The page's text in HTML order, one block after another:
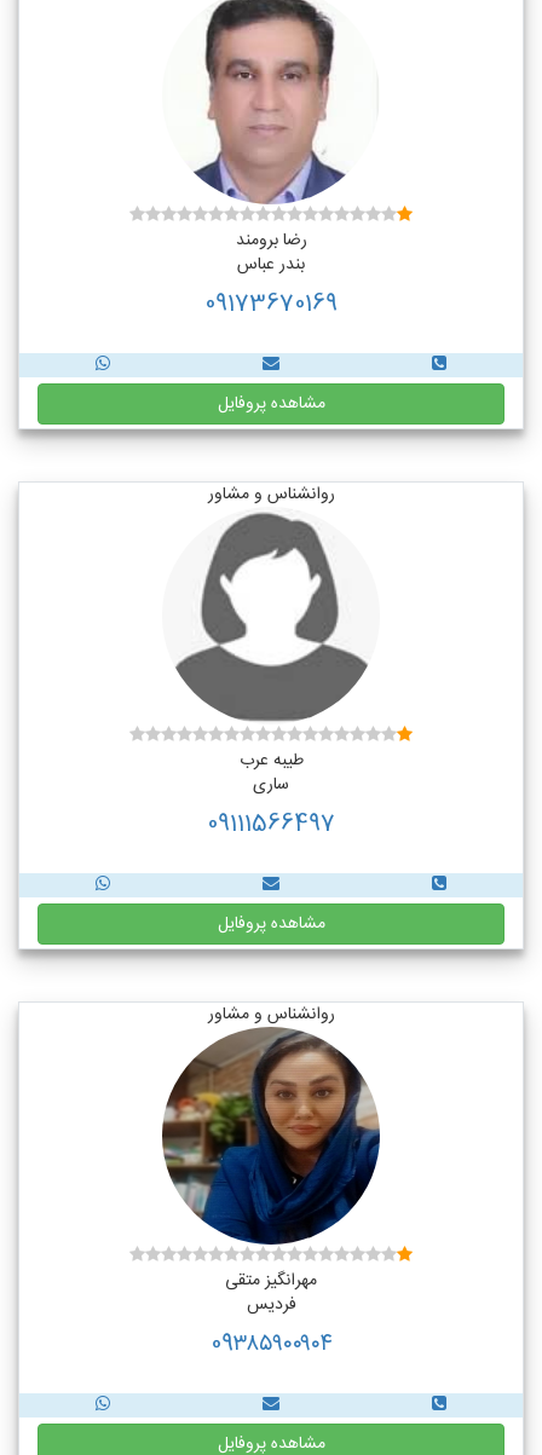
رضا برومند
بندر عباس
09173670169
مشاهده پروفایل
روانشناس و مشاور
طیبه عرب
ساری
09111566497
مشاهده پروفایل
روانشناس و مشاور
مهرانگیز متقی
فردیس
09۳۸۵۹۰۰۹۰۴
مشاهده پروفایل